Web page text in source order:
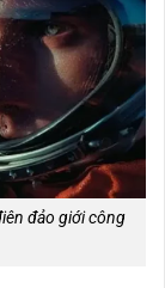
đảo giới công